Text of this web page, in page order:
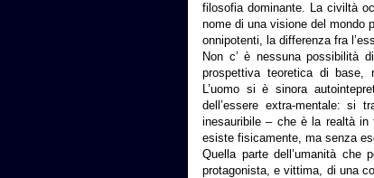
filosofia dominante. La civiltà
nome di una visione del mondo
onnipotenti, la differenza fra
Non c’ è nessuna possibilità
prospettiva teoretica di base,
L’uomo si è sinora
dell’essere extra-mentale: si
inesauribile – che è la realtà in
esiste fisicamente, ma senza
Quella parte dell’umanità che
protagonista, e vittima, di una